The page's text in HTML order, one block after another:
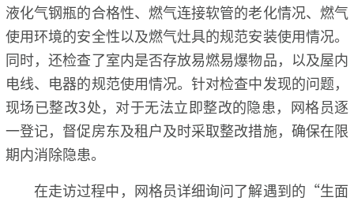
液化气钢瓶的合格性、燃气连接软管的老化情况、燃气
使用环境的安全性以及燃气灶具的规范安装使用情况。
同时，还检查了室内是否存放易燃易爆物品，以及屋内
电线、电器的规范使用情况。针对检查中发现的问题，
现场已整改3处，对于无法立即整改的隐患，网格员逐
一登记，督促房东及租户及时采取整改措施，确保在限
期内消除隐患。
在走访过程中，网格员详细询问了解遇到的“生面